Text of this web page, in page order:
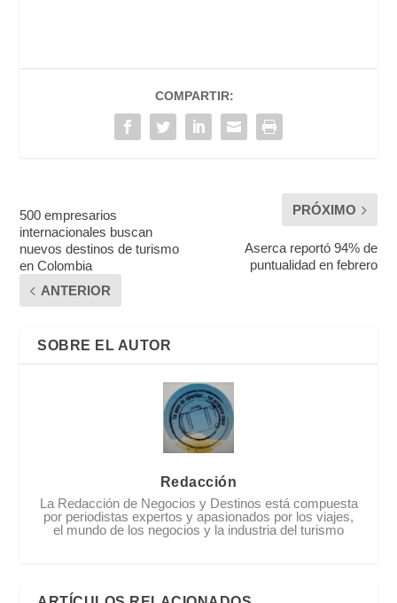
COMPARTIR:
500 empresarios
internacionales buscan
nuevos destinos de turismo
en Colombia
ANTERIOR
PRÓXIMO
Aserca reportó 94% de
puntualidad en febrero
SOBRE EL AUTOR
Redacción
La Redacción de Negocios y Destinos está compuesta
por periodistas expertos y apasionados por los viajes,
el mundo de los negocios y la industria del turismo